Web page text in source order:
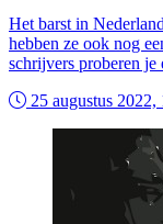
Het barst in
hebben ze ook nog
schrijvers proberen je
25 augustus 2022,